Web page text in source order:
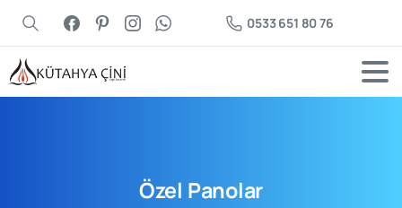
0533 651 80 76
Özel Panolar